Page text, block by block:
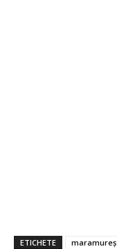
ETICHETE maramureș